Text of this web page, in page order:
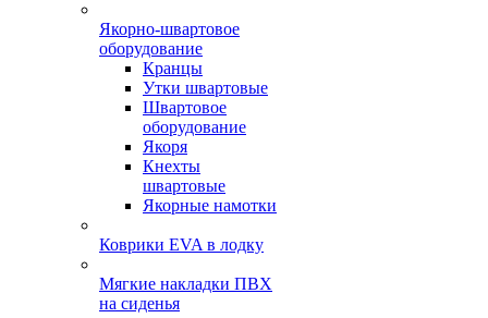
Якорно-швартовое
оборудование
Кранцы
Утки швартовые
Швартовое
оборудование
Якоря
Кнехты
швартовые
Якорные намотки
Коврики EVA в лодку
Мягкие накладки ПВХ
на сиденья